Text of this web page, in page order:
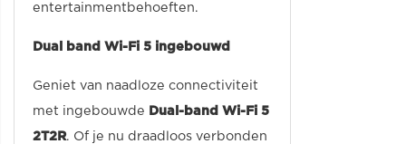
entertainmentbehoeften.
Dual band Wi-Fi 5 ingebouwd
Geniet van naadloze connectiviteit
met ingebouwde Dual-band Wi-Fi 5
2T2R. Of je nu draadloos verbonden